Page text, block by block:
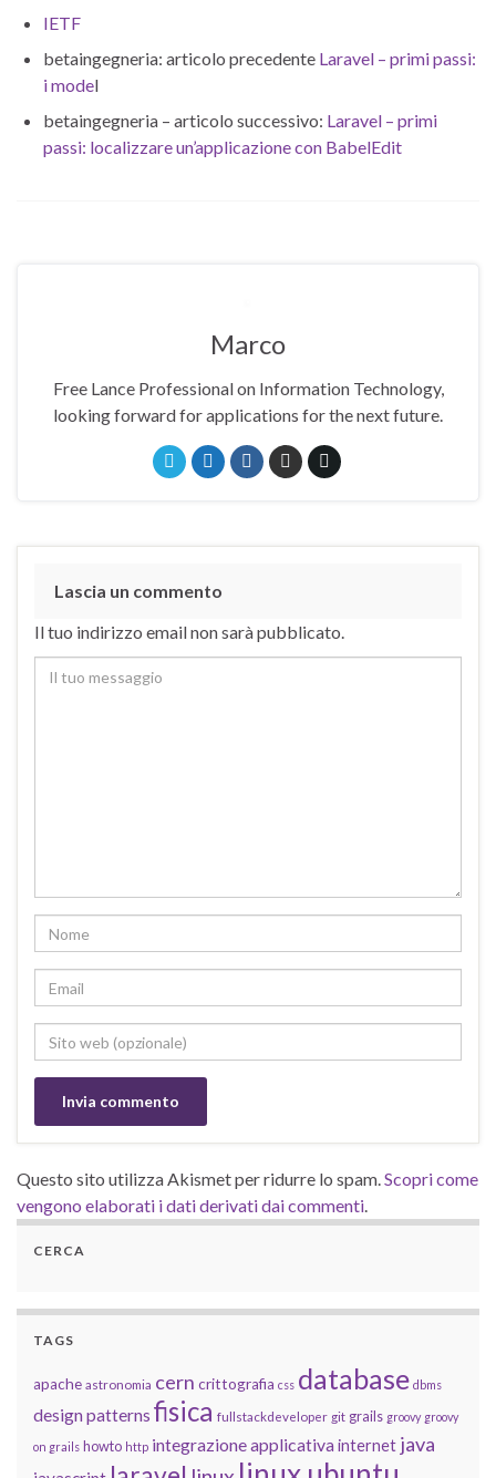
IETF
betaingegneria: articolo precedente Laravel – primi passi:
i model
betaingegneria – articolo successivo: Laravel – primi
passi: localizzare un’applicazione con BabelEdit
Marco
Free Lance Professional on Information Technology,
looking forward for applications for the next future.
Lascia un commento
Il tuo indirizzo email non sarà pubblicato.
Questo sito utilizza Akismet per ridurre lo spam.Scopri come
vengono elaborati i dati derivati dai commenti.
CERCA
TAGS
apache astronomia cern crittografia css database dbms
design patterns fisica fullstackdeveloper git grails groovy groovy
on grails howto http integrazione applicativainternet java